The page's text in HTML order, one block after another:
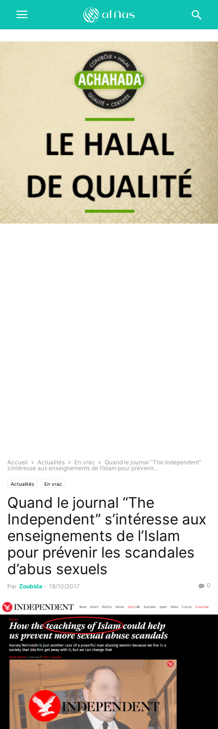
Accueil Actualités En vrac
Quand le journal “The Independent”
s’intéresse aux enseignements de l’Islam pour prévenir...
Actualités En vrac
Quand le journal “The
Independent” s’intéresse aux
enseignements de l’Islam
pour prévenir les scandales
d’abus sexuels
Par Zoubida - 18/10/2017 0